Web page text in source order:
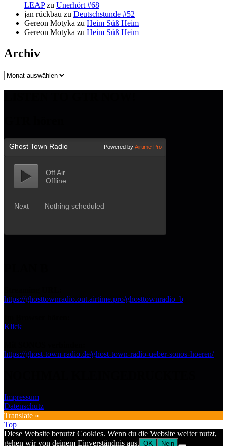
LEAPzu Unerhört #68
jan rückbau zu Deutschstunde #52
Gereon Motyka zu Heim Süß Heim
Gereon Motyka zu Heim Süß Heim
Archiv
Archiv
https://ghosttownradio.out.airtime.pro/ghosttownradio_b
Klick
https://ghost-town-radio.de/ghost-town-radio-ueber-sonos-hoeren/
Impressum
Datenschutz
Translate »
Top
Diese Website benutzt Cookies. Wenn du die Website weiter nutzt,
gehen wir von deinem Einverständnis aus. OK Nein